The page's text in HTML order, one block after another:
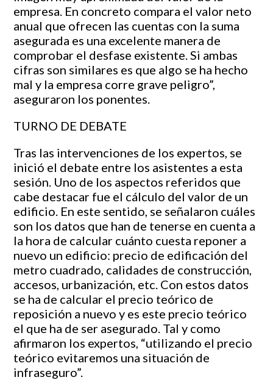
empresa. En concreto compara el valor neto
anual que ofrecen las cuentas con la suma
asegurada es una excelente manera de
comprobar el desfase existente. Si ambas
cifras son similares es que algo se ha hecho
mal y la empresa corre grave peligro”,
aseguraron los ponentes.
TURNO DE DEBATE
Tras las intervenciones de los expertos, se
inició el debate entre los asistentes a esta
sesión. Uno de los aspectos referidos que
cabe destacar fue el cálculo del valor de un
edificio. En este sentido, se señalaron cuáles
son los datos que han de tenerse en cuenta a
la hora de calcular cuánto cuesta reponer a
nuevo un edificio: precio de edificación del
metro cuadrado, calidades de construcción,
accesos, urbanización, etc. Con estos datos
se ha de calcular el precio teórico de
reposición a nuevo y es este precio teórico
el que ha de ser asegurado. Tal y como
afirmaron los expertos, “utilizando el precio
teórico evitaremos una situación de
infraseguro”.